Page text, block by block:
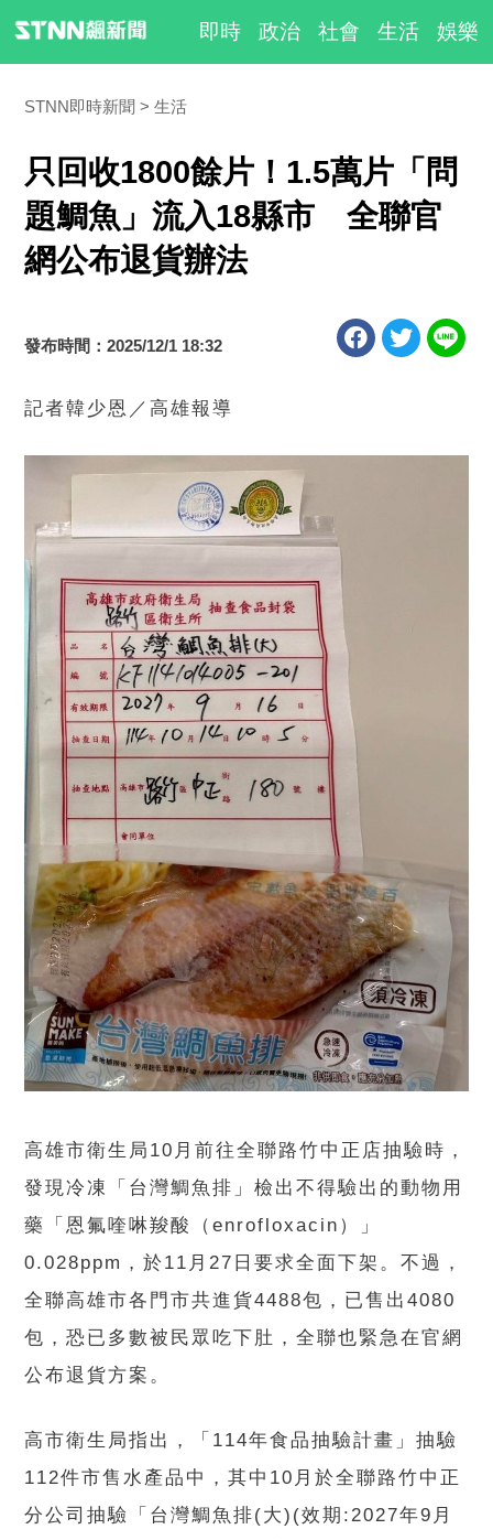
即時 政治 社會 生活 娛樂
STNN即時新聞 生活
只回收1800餘片！1.5萬片「問
題鯛魚」流入18縣市 全聯官
網公布退貨辦法
發布時間：2025/12/1 18:32
記者韓少恩／高雄報導
高雄市衛生局10月前往全聯路竹中正店抽驗時，
發現冷凍「台灣鯛魚排」檢出不得驗出的動物用
藥「恩氟喹啉羧酸（enrofloxacin）」
0.028ppm，於11月27日要求全面下架。不過，
全聯高雄市各門市共進貨4488包，已售出4080
包，恐已多數被民眾吃下肚，全聯也緊急在官網
公布退貨方案。
高市衛生局指出，「114年食品抽驗計畫」抽驗
112件市售水產品中，其中10月於全聯路竹中正
分公司抽驗「台灣鯛魚排(大)(效期:2027年9月